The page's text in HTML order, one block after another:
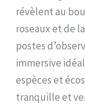
révèlent au
roseaux et de
postes
immersive
espèces et
tranquille et